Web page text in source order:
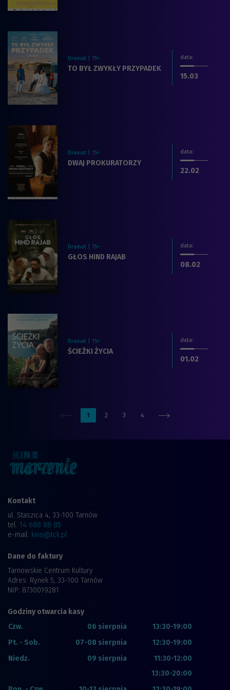
Dramat | 15+
Zobacz więcej na temat filmu:
TO BYŁ ZWYKŁY PRZYPADEK
data:
dnia
15.03.2026
Dramat | 15+
Zobacz więcej na temat filmu:
DWAJ PROKURATORZY
data:
dnia
22.02
Dramat | 15+
Zobacz więcej na temat filmu:
GŁOS HIND RAJAB
data:
dnia
08.02
Dramat | 15+
Zobacz więcej na temat filmu:
ŚCIEŻKI ŻYCIA
data:
dnia
01.02
1 2 3 4
Kontakt
ul. Staszica 4, 33-100 Tarnów
tel. 14 688 88 85
e-mail: kino@tck.pl
Dane do faktury
Tarnowskie Centrum Kultury
Adres: Rynek 5, 33-100 Tarnów
NIP: 8730019281
Godziny otwarcia kasy
Czw.
06 sierpnia
13:30-19:00
Pt. - Sob.
07-08 sierpnia
12:30-19:00
Niedz.
09 sierpnia
11:30-12:00
13:30-20:00